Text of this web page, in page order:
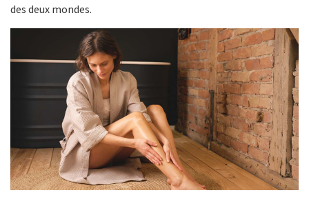
des deux mondes.